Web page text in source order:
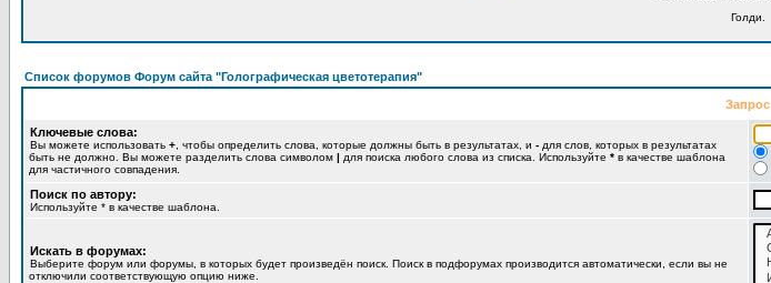
Голди.
Список форумов Форум сайта "Голографическая цветотерапия"
Запрос
Ключевые слова:
Вы можете использовать + , чтобы определить слова, которые должны быть в результатах, и - для слов, которых в результатах
быть не должно. Вы можете разделить слова символом | для поиска любого слова из списка. Используйте * в качестве шаблона
для частичного совпадения.
Поиск по автору:
Используйте * в качестве шаблона.
Искать в форумах:
Выберите форум или форумы, в которых будет произведён поиск. Поиск в подфорумах производится автоматически, если вы не
отключили соответствующую опцию ниже.